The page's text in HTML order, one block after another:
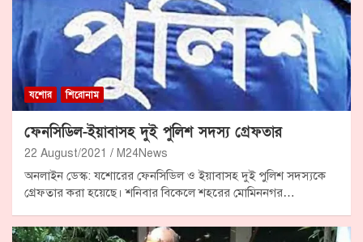
যশোর শিরোনাম
ফেনসিডিল-ইয়াবাসহ দুই পুলিশ সদস্য গ্রেফতার
22 August/2021 M24News
অনলাইন ডেস্ক: যশোরের ফেনসিডিল ও ইয়াবাসহ দুই পুলিশ সদস্যকে
গ্রেফতার করা হয়েছে। শনিবার বিকেলে শহরের মোমিননগর…